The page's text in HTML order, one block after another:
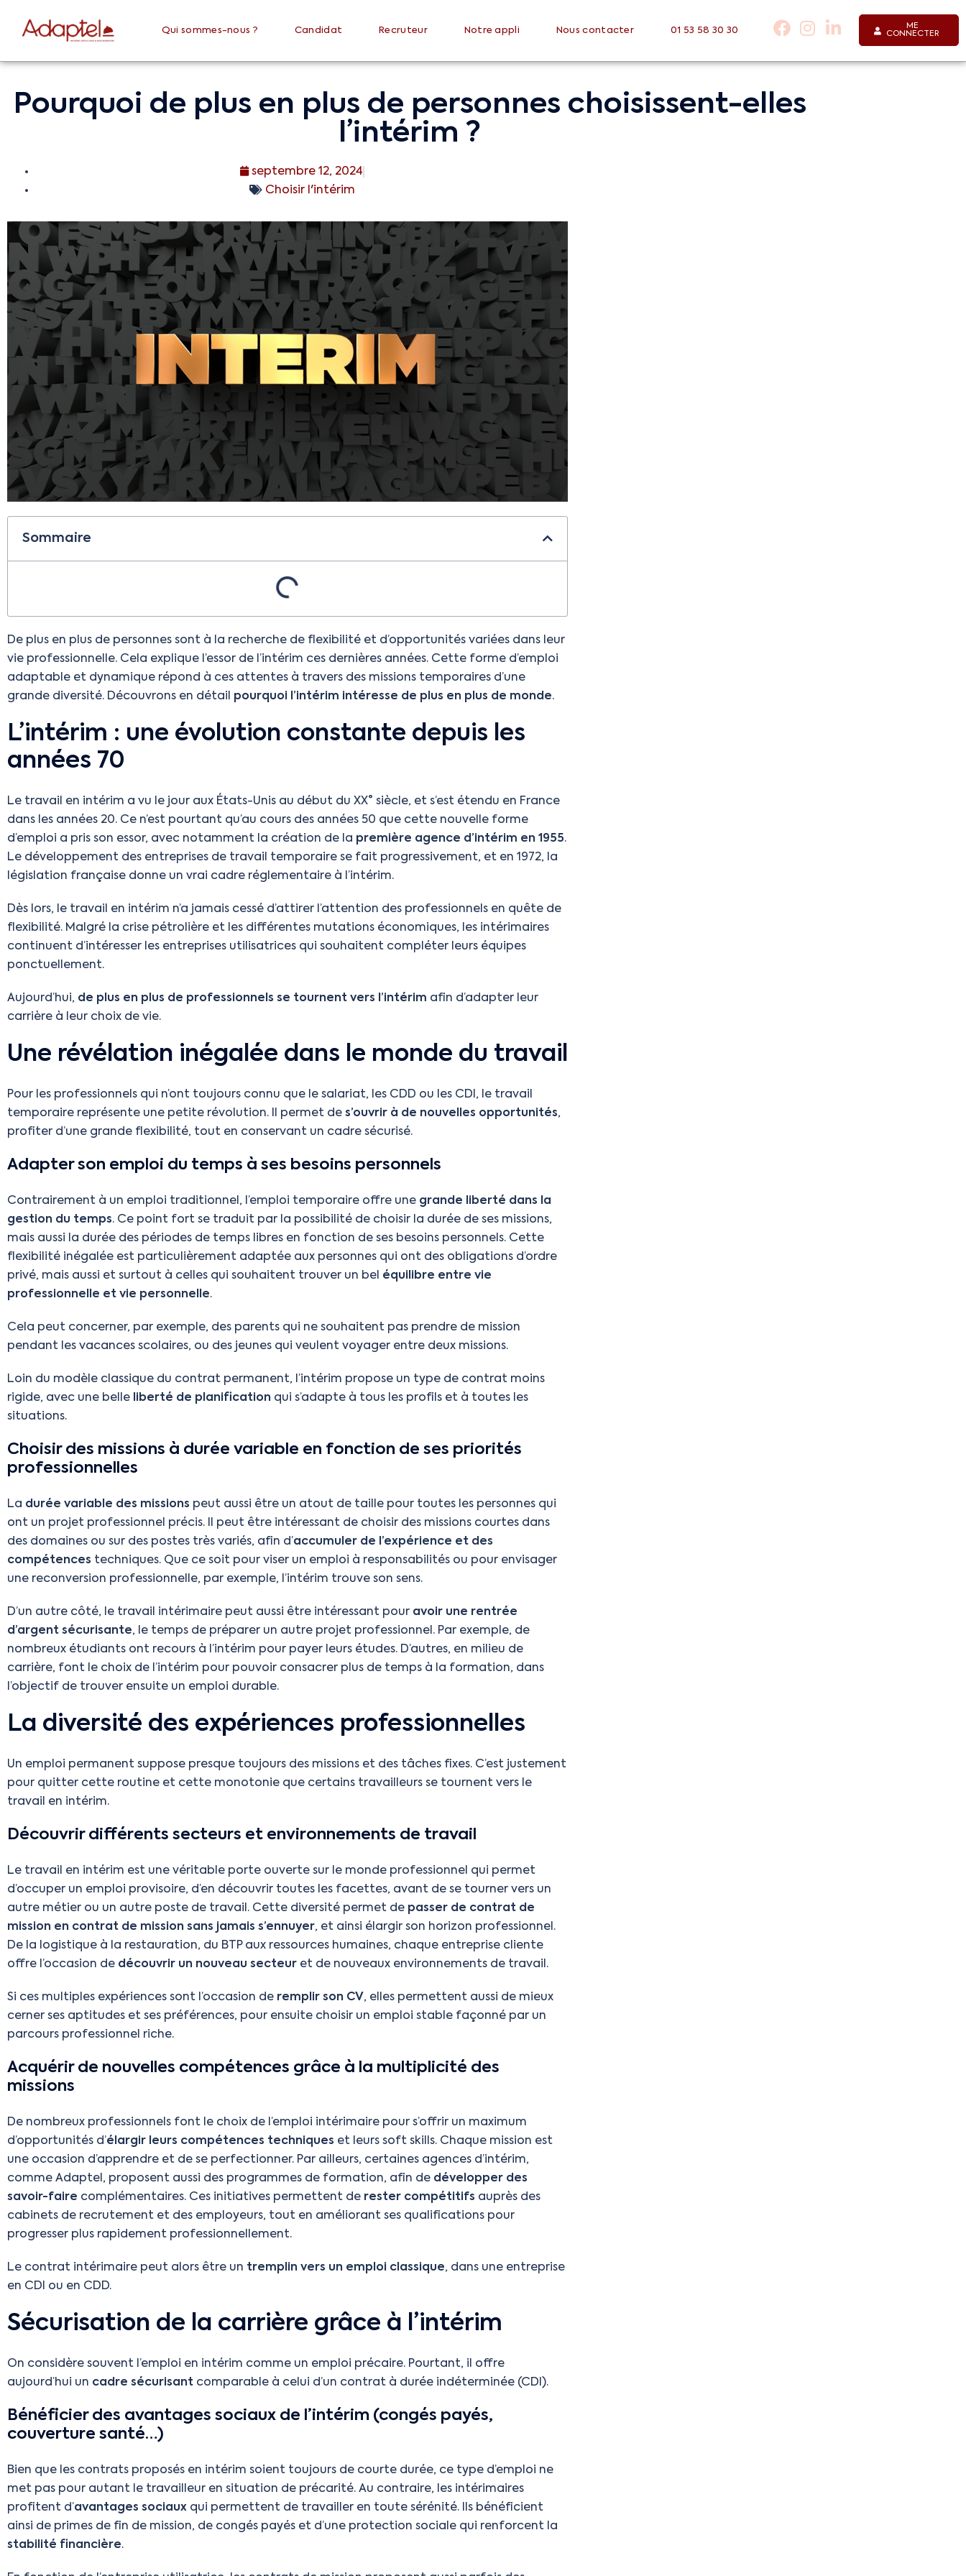
Qui sommes-nous ? Candidat Recruteur Notre appli Nous contacter 01 53 58 30 30
ME
CONNECTER
Pourquoi de plus en plus de personnes choisissent-elles
l’intérim ?
septembre 12, 2024
Choisir l'intérim
Sommaire
De plus en plus de personnes sont à la recherche de flexibilité et d’opportunités variées dans leur
vie professionnelle. Cela explique l’essor de l’intérim ces dernières années. Cette forme d’emploi
adaptable et dynamique répond à ces attentes à travers des missions temporaires d’une
grande diversité. Découvrons en détail pourquoi l’intérim intéresse de plus en plus de monde.
L’intérim : une évolution constante depuis les
années 70
Le travail en intérim a vu le jour aux États-Unis au début du XX° siècle, et s’est étendu en France
dans les années 20. Ce n’est pourtant qu’au cours des années 50 que cette nouvelle forme
d’emploi a pris son essor, avec notamment la création de la première agence d’intérim en 1955.
Le développement des entreprises de travail temporaire se fait progressivement, et en 1972, la
législation française donne un vrai cadre réglementaire à l’intérim.
Dès lors, le travail en intérim n’a jamais cessé d’attirer l’attention des professionnels en quête de
flexibilité. Malgré la crise pétrolière et les différentes mutations économiques, les intérimaires
continuent d’intéresser les entreprises utilisatrices qui souhaitent compléter leurs équipes
ponctuellement.
Aujourd’hui, de plus en plus de professionnels se tournent vers l’intérim afin d’adapter leur
carrière à leur choix de vie.
Une révélation inégalée dans le monde du travail
Pour les professionnels qui n’ont toujours connu que le salariat, les CDD ou les CDI, le travail
temporaire représente une petite révolution. Il permet de s’ouvrir à de nouvelles opportunités,
profiter d’une grande flexibilité, tout en conservant un cadre sécurisé.
Adapter son emploi du temps à ses besoins personnels
Contrairement à un emploi traditionnel, l’emploi temporaire offre une grande liberté dans la
gestion du temps. Ce point fort se traduit par la possibilité de choisir la durée de ses missions,
mais aussi la durée des périodes de temps libres en fonction de ses besoins personnels. Cette
flexibilité inégalée est particulièrement adaptée aux personnes qui ont des obligations d’ordre
privé, mais aussi et surtout à celles qui souhaitent trouver un bel équilibre entre vie
professionnelle et vie personnelle.
Cela peut concerner, par exemple, des parents qui ne souhaitent pas prendre de mission
pendant les vacances scolaires, ou des jeunes qui veulent voyager entre deux missions.
Loin du modèle classique du contrat permanent, l’intérim propose un type de contrat moins
rigide, avec une belle liberté de planification qui s’adapte à tous les profils et à toutes les
situations.
Choisir des missions à durée variable en fonction de ses priorités
professionnelles
La durée variable des missions peut aussi être un atout de taille pour toutes les personnes qui
ont un projet professionnel précis. Il peut être intéressant de choisir des missions courtes dans
des domaines ou sur des postes très variés, afin d’accumuler de l’expérience et des
compétences techniques. Que ce soit pour viser un emploi à responsabilités ou pour envisager
une reconversion professionnelle, par exemple, l’intérim trouve son sens.
D’un autre côté, le travail intérimaire peut aussi être intéressant pour avoir une rentrée
d’argent sécurisante, le temps de préparer un autre projet professionnel. Par exemple, de
nombreux étudiants ont recours à l’intérim pour payer leurs études. D’autres, en milieu de
carrière, font le choix de l’intérim pour pouvoir consacrer plus de temps à la formation, dans
l’objectif de trouver ensuite un emploi durable.
La diversité des expériences professionnelles
Un emploi permanent suppose presque toujours des missions et des tâches fixes. C’est justement
pour quitter cette routine et cette monotonie que certains travailleurs se tournent vers le
travail en intérim.
Découvrir différents secteurs et environnements de travail
Le travail en intérim est une véritable porte ouverte sur le monde professionnel qui permet
d’occuper un emploi provisoire, d’en découvrir toutes les facettes, avant de se tourner vers un
autre métier ou un autre poste de travail. Cette diversité permet de passer de contrat de
mission en contrat de mission sans jamais s’ennuyer, et ainsi élargir son horizon professionnel.
De la logistique à la restauration, du BTP aux ressources humaines, chaque entreprise cliente
offre l’occasion de découvrir un nouveau secteur et de nouveaux environnements de travail.
Si ces multiples expériences sont l’occasion de remplir son CV, elles permettent aussi de mieux
cerner ses aptitudes et ses préférences, pour ensuite choisir un emploi stable façonné par un
parcours professionnel riche.
Acquérir de nouvelles compétences grâce à la multiplicité des
missions
De nombreux professionnels font le choix de l’emploi intérimaire pour s’offrir un maximum
d’opportunités d’élargir leurs compétences techniques et leurs soft skills. Chaque mission est
une occasion d’apprendre et de se perfectionner. Par ailleurs, certaines agences d’intérim,
comme Adaptel, proposent aussi des programmes de formation, afin de développer des
savoir-faire complémentaires. Ces initiatives permettent de rester compétitifs auprès des
cabinets de recrutement et des employeurs, tout en améliorant ses qualifications pour
progresser plus rapidement professionnellement.
Le contrat intérimaire peut alors être un tremplin vers un emploi classique, dans une entreprise
en CDI ou en CDD.
Sécurisation de la carrière grâce à l’intérim
On considère souvent l’emploi en intérim comme un emploi précaire. Pourtant, il offre
aujourd’hui un cadre sécurisant comparable à celui d’un contrat à durée indéterminée (CDI).
Bénéficier des avantages sociaux de l’intérim (congés payés,
couverture santé…)
Bien que les contrats proposés en intérim soient toujours de courte durée, ce type d’emploi ne
met pas pour autant le travailleur en situation de précarité. Au contraire, les intérimaires
profitent d’avantages sociaux qui permettent de travailler en toute sérénité. Ils bénéficient
ainsi de primes de fin de mission, de congés payés et d’une protection sociale qui renforcent la
stabilité financière.